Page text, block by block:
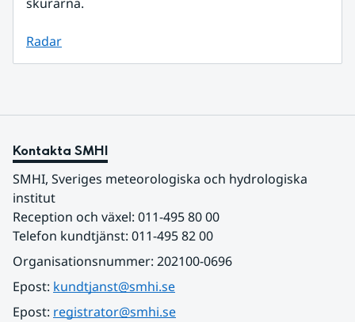
Radar
Kontakta SMHI
SMHI, Sveriges meteorologiska och hydrologiska
institut
Reception och växel: 011-495 80 00
Telefon kundtjänst: 011-495 82 00
Organisationsnummer: 202100-0696
Epost: kundtjanst@smhi.se
Epost: registrator@smhi.se